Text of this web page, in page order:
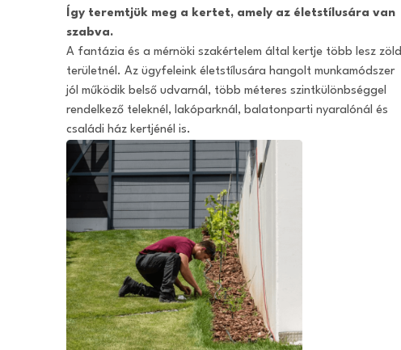
Így teremtjük meg a kertet, amely az életstílusára van
szabva.
A fantázia és a mérnöki szakértelem által kertje több lesz zöld
területnél. Az ügyfeleink életstílusára hangolt munkamódszer
jól működik belső udvarnál, több méteres szintkülönbséggel
rendelkező teleknél, lakóparknál, balatonparti nyaralónál és
családi ház kertjénél is.